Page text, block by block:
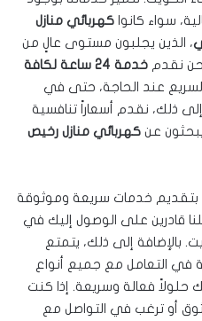
سواء كانوا كهربائي منازل
، الذين يجلبون مستوى عالٍ من
نقدم
خدمة 24 ساعة لكافة
عند الحاجة، حتى في
ذلك، نقدم أسعاراً تنافسية
يبحثون عن كهربائي منازل رخيص
بتقديم خدمات سريعة وموثوقة
قادرين على الوصول إليك في
إلى ذلك، يتمتع
في التعامل مع جميع أنواع
حلولاً فعالة وسريعة. إذا كنت
أو ترغب في التواصل مع